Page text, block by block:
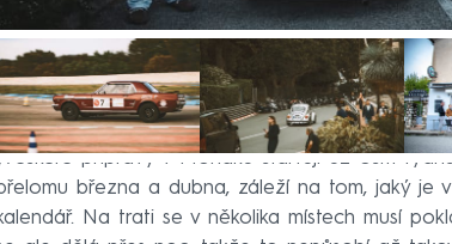
přípravy v Monaku startují už osm
března a dubna, záleží na tom, jaký je
Na trati se v několika místech musí